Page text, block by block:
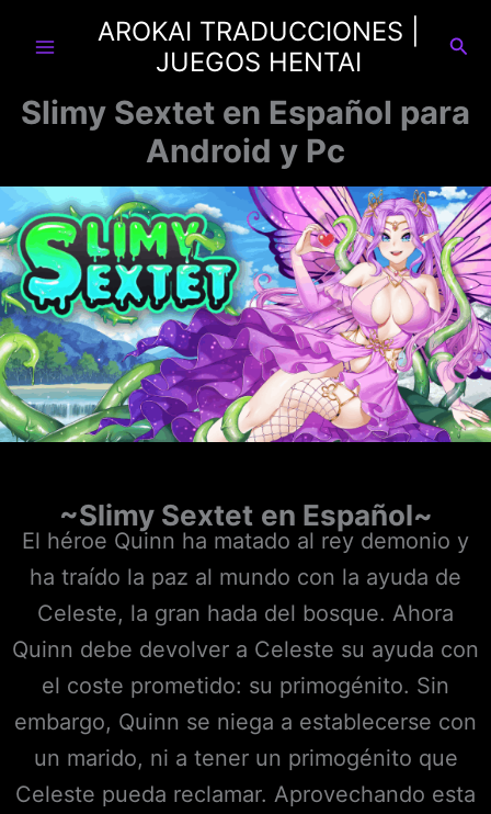
AROKAI TRADUCCIONES |
JUEGOS HENTAI
Slimy Sextet en Español para
Android y Pc
~Slimy Sextet en Español~
El héroe Quinn ha matado al rey demonio y
ha traído la paz al mundo con la ayuda de
Celeste, la gran hada del bosque. Ahora
Quinn debe devolver a Celeste su ayuda con
el coste prometido: su primogénito. Sin
embargo, Quinn se niega a establecerse con
un marido, ni a tener un primogénito que
Celeste pueda reclamar. Aprovechando esta